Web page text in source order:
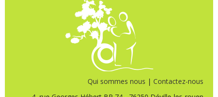
Qui sommes nous | Contactez-nous